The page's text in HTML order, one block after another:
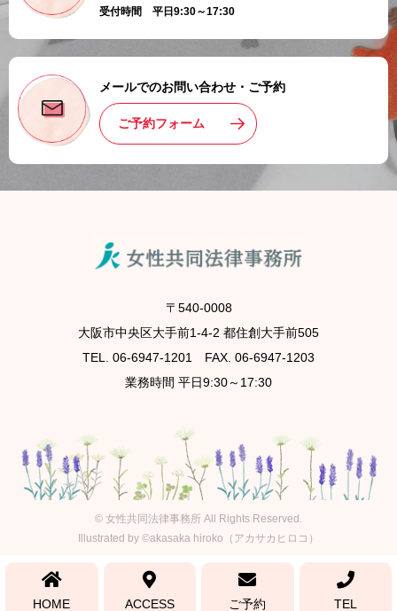
受付時間 平日9:30～17:30
メールでのお問い合わせ・ご予約
ご予約フォーム
〒540-0008
大阪市中央区大手前1-4-2 都住創大手前505
TEL. 06-6947-1201 FAX. 06-6947-1203
業務時間 平日9:30～17:30
© 女性共同法律事務所 All Rights Reserved.
Illustrated by ©akasaka hiroko（アカサカヒロコ）
HOME ACCESS ご予約 TEL